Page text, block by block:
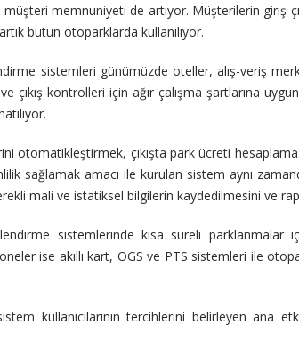
memnuniyeti de artıyor. Müşterilerin giriş-
bütün otoparklarda kullanılıyor.
sistemleri günümüzde oteller, alış-veriş
çıkış kontrolleri için ağır çalışma şartlarına
otomatikleştirmek, çıkışta park ücreti
sağlamak amacı ile kurulan sistem aynı
mali ve istatiksel bilgilerin kaydedilmesini ve
sistemlerinde kısa süreli parklanmalar
ise akıllı kart, OGS ve PTS sistemleri ile
kullanıcılarının tercihlerini belirleyen ana